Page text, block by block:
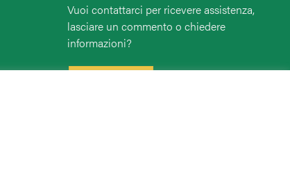
Vuoi contattarci per ricevere assistenza,
lasciare un commento o chiedere
informazioni?